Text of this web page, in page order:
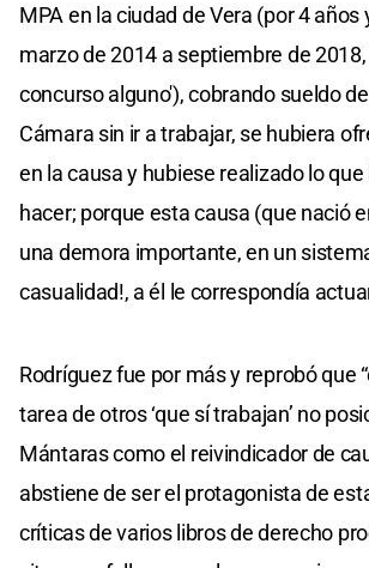
MPA en la ciudad de Vera (por 4 años
marzo de 2014 a septiembre de 2018,
concurso alguno'), cobrando sueldo
Cámara sin ir a trabajar, se hubiera
en la causa y hubiese realizado lo
hacer; porque esta causa (que nació
una demora importante, en un
casualidad!, a él le correspondía
Rodríguez fue por más y reprobó que
tarea de otros ‘que sí trabajan’ no
Mántaras como el reivindicador de
abstiene de ser el protagonista de
críticas de varios libros de derecho